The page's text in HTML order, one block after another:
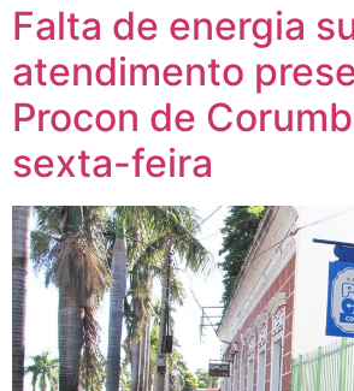
Falta de energia
atendimento
Procon de
sexta-feira